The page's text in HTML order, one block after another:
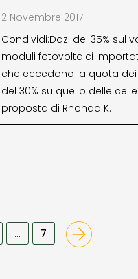
2 Novembre 2017
Condividi:Dazi del 35% sul
moduli fotovoltaici
che eccedono la quota dei
del 30% su quello delle
proposta di Rhonda K. …
… 7